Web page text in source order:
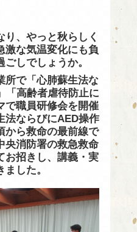
り、やっと秋らしく
激な気温変化にも負
しでしょうか。
所で「心肺蘇生法な
「高齢者虐待防止に
で職員研修会を開催
法ならびにAED操作
から救命の最前線で
央消防署の救急救命
お招きし、講義・実
した。